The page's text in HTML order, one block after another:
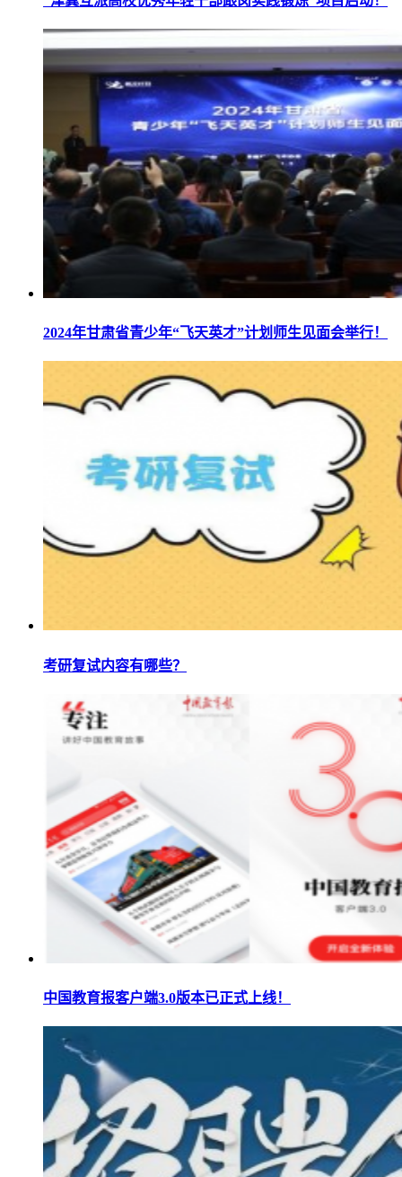
2024年甘肃省青少年“飞天英才”计划师生见面会举行！
考研复试内容有哪些？
中国教育报客户端3.0版本已正式上线！